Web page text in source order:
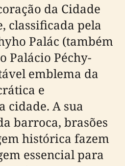
da Cidade
classificada pela
Palác (também
Palácio Péchy-
emblema da
e
cidade. A sua
barroca, brasões
histórica fazem
essencial para